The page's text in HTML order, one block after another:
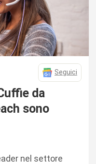
Seguici
da
sono
nel settore